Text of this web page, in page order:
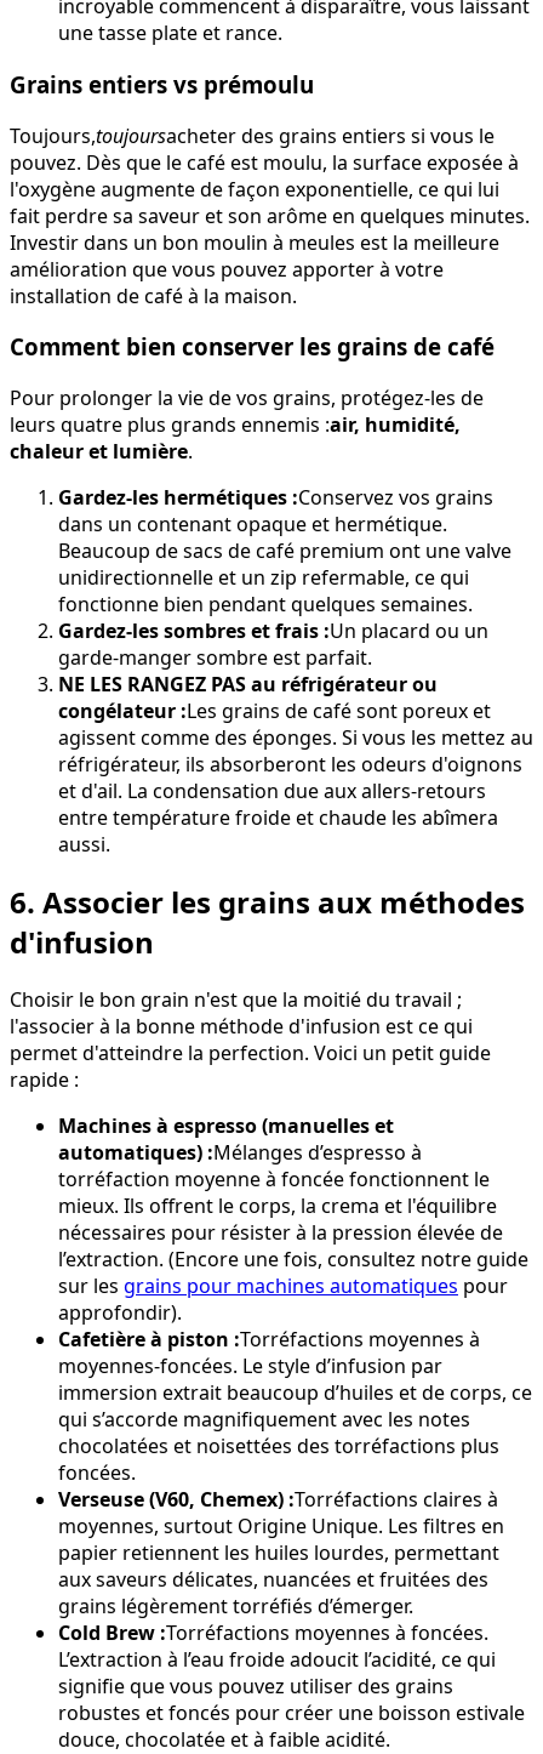
incroyable commencent à disparaître, vous laissant
une tasse plate et rance.
Grains entiers vs prémoulu
Toujours,toujoursacheter des grains entiers si vous le
pouvez. Dès que le café est moulu, la surface exposée à
l'oxygène augmente de façon exponentielle, ce qui lui
fait perdre sa saveur et son arôme en quelques minutes.
Investir dans un bon moulin à meules est la meilleure
amélioration que vous pouvez apporter à votre
installation de café à la maison.
Comment bien conserver les grains de café
Pour prolonger la vie de vos grains, protégez-les de
leurs quatre plus grands ennemis :air, humidité,
chaleur et lumière.
Gardez-les hermétiques :Conservez vos grains
dans un contenant opaque et hermétique.
Beaucoup de sacs de café premium ont une valve
unidirectionnelle et un zip refermable, ce qui
fonctionne bien pendant quelques semaines.
Gardez-les sombres et frais :Un placard ou un
garde-manger sombre est parfait.
NE LES RANGEZ PAS au réfrigérateur ou
congélateur :Les grains de café sont poreux et
agissent comme des éponges. Si vous les mettez au
réfrigérateur, ils absorberont les odeurs d'oignons
et d'ail. La condensation due aux allers-retours
entre température froide et chaude les abîmera
aussi.
6. Associer les grains aux méthodes
d'infusion
Choisir le bon grain n'est que la moitié du travail ;
l'associer à la bonne méthode d'infusion est ce qui
permet d'atteindre la perfection. Voici un petit guide
rapide :
Machines à espresso (manuelles et
automatiques) :Mélanges d’espresso à
torréfaction moyenne à foncée fonctionnent le
mieux. Ils offrent le corps, la crema et l'équilibre
nécessaires pour résister à la pression élevée de
l’extraction. (Encore une fois, consultez notre guide
sur les grains pour machines automatiques pour
approfondir).
Cafetière à piston :Torréfactions moyennes à
moyennes-foncées. Le style d’infusion par
immersion extrait beaucoup d’huiles et de corps, ce
qui s’accorde magnifiquement avec les notes
chocolatées et noisettées des torréfactions plus
foncées.
Verseuse (V60, Chemex) :Torréfactions claires à
moyennes, surtout Origine Unique. Les filtres en
papier retiennent les huiles lourdes, permettant
aux saveurs délicates, nuancées et fruitées des
grains légèrement torréfiés d’émerger.
Cold Brew :Torréfactions moyennes à foncées.
L’extraction à l’eau froide adoucit l’acidité, ce qui
signifie que vous pouvez utiliser des grains
robustes et foncés pour créer une boisson estivale
douce, chocolatée et à faible acidité.